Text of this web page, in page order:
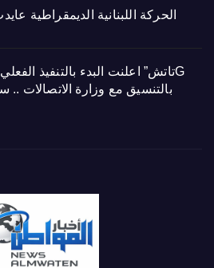
الحركة اللبنانية الديمقراطية
بالتنسيق مع وزارة الاتصالات ..